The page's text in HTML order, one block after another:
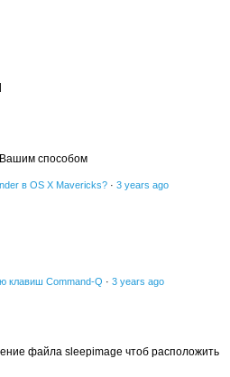
Вашим способом
в OS X Mavericks? · 3 years ago
клавиш Command-Q · 3 years ago
файла sleepimage чтоб расположить